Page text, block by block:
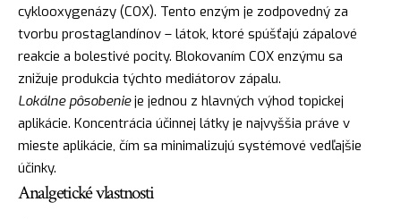
cyklooxygenázy (COX). Tento enzým je zodpovedný za
tvorbu prostaglandínov – látok, ktoré spúšťajú zápalové
reakcie a bolestivé pocity. Blokovaním COX enzýmu sa
znižuje produkcia týchto mediátorov zápalu.
Lokálne pôsobenieje jednou z hlavných výhod topickej
aplikácie. Koncentrácia účinnej látky je najvyššia práve v
mieste aplikácie, čím sa minimalizujú systémové vedľajšie
účinky.
Analgetické vlastnosti